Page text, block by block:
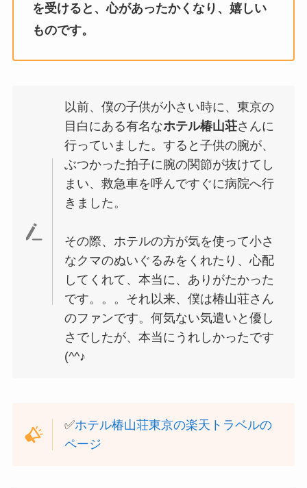
を受けると、心があったかくなり、嬉しい
ものです。
以前、僕の子供が小さい時に、東京の
目白にある有名なホテル椿山荘さんに
行っていました。すると子供の腕が、
ぶつかった拍子に腕の関節が抜けてし
まい、救急車を呼んですぐに病院へ行
きました。
その際、ホテルの方が気を使って小さ
なクマのぬいぐるみをくれたり、心配
してくれて、本当に、ありがたかった
です。。。それ以来、僕は椿山荘さん
のファンです。何気ない気遣いと優し
さでしたが、本当にうれしかったです
(^^♪
✅ホテル椿山荘東京の楽天トラベルの
ページ